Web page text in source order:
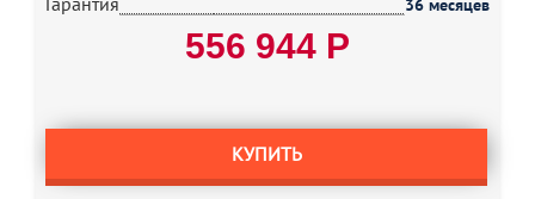
36 месяцев
556 944 Р
КУПИТЬ